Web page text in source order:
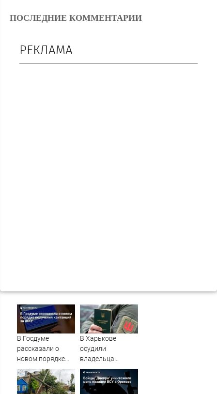
ПОСЛЕДНИЕ КОММЕНТАРИИ
РЕКЛАМА
В Госдуме
рассказали о
новом порядке
получения
квитанций за
ЖКУ
В Харькове
осудили
владельца
канала о засадах
ТЦК